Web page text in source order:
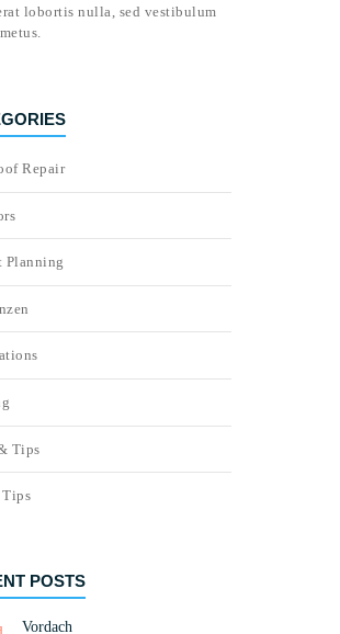
lobortis nulla, sed vestibulum
Repair
Planning
Tips
Tips
POSTS
Vordach